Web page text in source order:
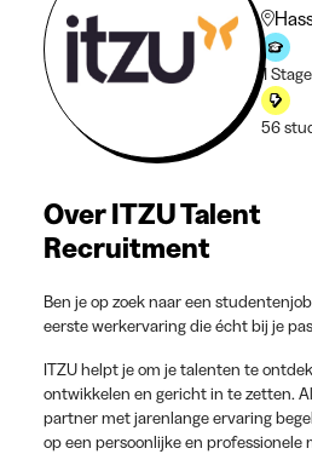
1 Stage
56
Over ITZU Talent
Recruitment
Ben je op zoek naar een
eerste werkervaring die écht bij je
ITZU helpt je om je talenten te
ontwikkelen en gericht in te zetten.
partner met jarenlange ervaring
op een persoonlijke en professionele